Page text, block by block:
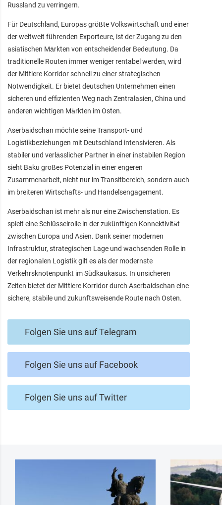
Russland zu verringern.
Für Deutschland, Europas größte Volkswirtschaft und einer
der weltweit führenden Exporteure, ist der Zugang zu den
asiatischen Märkten von entscheidender Bedeutung. Da
traditionelle Routen immer weniger rentabel werden, wird
der Mittlere Korridor schnell zu einer strategischen
Notwendigkeit. Er bietet deutschen Unternehmen einen
sicheren und effizienten Weg nach Zentralasien, China und
anderen wichtigen Märkten im Osten.
Aserbaidschan möchte seine Transport- und
Logistikbeziehungen mit Deutschland intensivieren. Als
stabiler und verlässlicher Partner in einer instabilen Region
sieht Baku großes Potenzial in einer engeren
Zusammenarbeit, nicht nur im Transitbereich, sondern auch
im breiteren Wirtschafts- und Handelsengagement.
Aserbaidschan ist mehr als nur eine Zwischenstation. Es
spielt eine Schlüsselrolle in der zukünftigen Konnektivität
zwischen Europa und Asien. Dank seiner modernen
Infrastruktur, strategischen Lage und wachsenden Rolle in
der regionalen Logistik gilt es als der modernste
Verkehrsknotenpunkt im Südkaukasus. In unsicheren
Zeiten bietet der Mittlere Korridor durch Aserbaidschan eine
sichere, stabile und zukunftsweisende Route nach Osten.
Folgen Sie uns auf Telegram
Folgen Sie uns auf Facebook
Folgen Sie uns auf Twitter